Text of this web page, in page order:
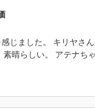
じました。 キリヤさ
素晴らしい。 アテナち